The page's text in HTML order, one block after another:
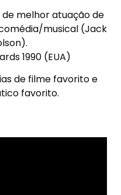
melhor atuação de
musical (Jack
1990 (EUA)
de filme favorito e
favorito.